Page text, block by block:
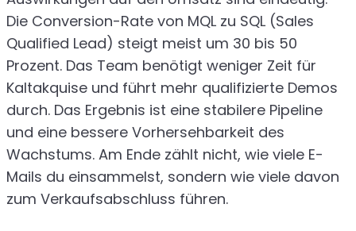
Die Conversion-Rate von MQL zu SQL (Sales
Qualified Lead) steigt meist um 30 bis 50
Prozent. Das Team benötigt weniger Zeit für
Kaltakquise und führt mehr qualifizierte Demos
durch. Das Ergebnis ist eine stabilere Pipeline
und eine bessere Vorhersehbarkeit des
Wachstums. Am Ende zählt nicht, wie viele E-
Mails du einsammelst, sondern wie viele davon
zum Verkaufsabschluss führen.